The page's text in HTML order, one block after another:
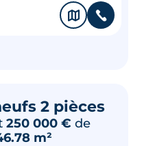
🗞 📞
2 pièces
250 000 € de
m²